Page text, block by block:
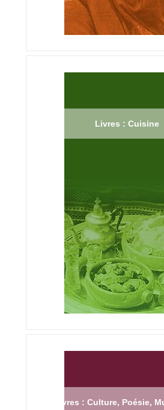
Livres : Cuisine
Livres : Culture, Poésie,